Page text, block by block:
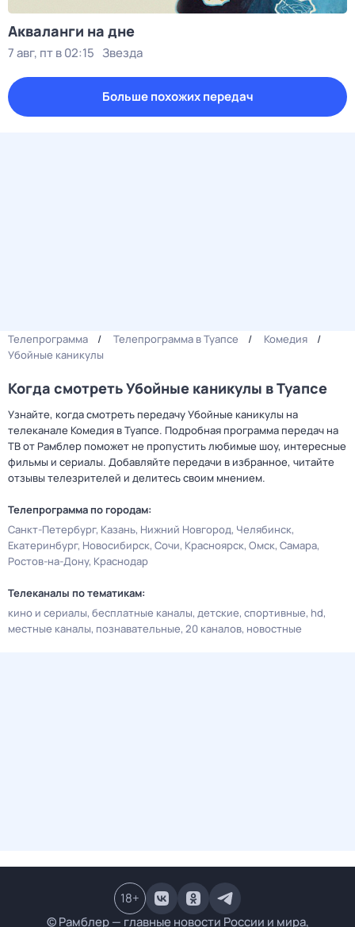
Акваланги на дне
7 авг, пт в 02:15 Звезда
Больше похожих передач
Телепрограмма Телепрограмма в Туапсе
Комедия
Убойные каникулы
Когда смотреть Убойные каникулы в Туапсе
Узнайте, когда смотреть передачу Убойные каникулы на
телеканале Комедия в Туапсе. Подробная программа передач на
ТВ от Рамблер поможет не пропустить любимые шоу, интересные
фильмы и сериалы. Добавляйте передачи в избранное, читайте
отзывы телезрителей и делитесь своим мнением.
Телепрограмма по городам:
Санкт-Петербург Казань Нижний Новгород Челябинск
Екатеринбург Новосибирск Сочи Красноярск Омск Самара
Ростов-на-Дону Краснодар
Телеканалы по тематикам:
кино и сериалы бесплатные каналы детские спортивные hd
местные каналы познавательные 20 каналов новостные
© Рамблер — главные новости России и мира,
18+